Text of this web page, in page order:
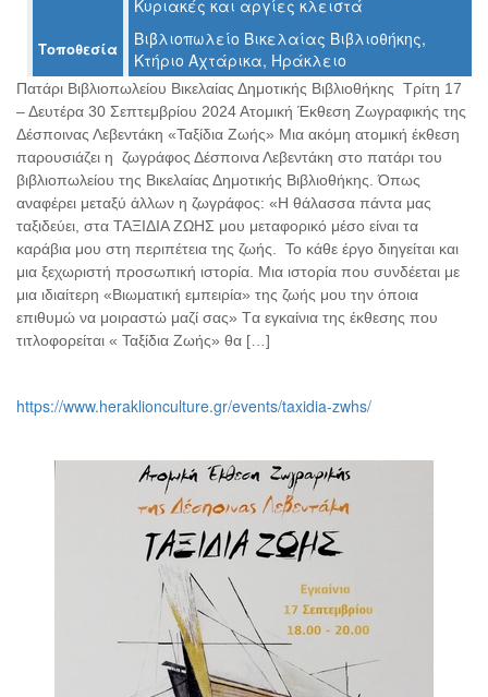
ΔΗΜΟΣ
ΠΟΛΙΤΙΣΜΟΣ
ΑΝΘΕΚΤΙΚΗ
ΠΟΛΗ
Κυριακές και αργίες κλειστά
Τοποθεσία
Βιβλιοπωλείο Βικελαίας Βιβλιοθήκης,
Κτήριο Αχτάρικα, Ηράκλειο
Πατάρι Βιβλιοπωλείου Βικελαίας Δημοτικής Βιβλιοθήκης Τρίτη 17
– Δευτέρα 30 Σεπτεμβρίου 2024 Ατομική Έκθεση Ζωγραφικής της
Δέσποινας Λεβεντάκη «Ταξίδια Ζωής» Μια ακόμη ατομική έκθεση
παρουσιάζει η ζωγράφος Δέσποινα Λεβεντάκη στο πατάρι του
βιβλιοπωλείου της Βικελαίας Δημοτικής Βιβλιοθήκης. Όπως
αναφέρει μεταξύ άλλων η ζωγράφος: «Η θάλασσα πάντα μας
ταξιδεύει, στα ΤΑΞΙΔΙΑ ΖΩΗΣ μου μεταφορικό μέσο είναι τα
καράβια μου στη περιπέτεια της ζωής. Το κάθε έργο διηγείται και
μια ξεχωριστή προσωπική ιστορία. Μια ιστορία που συνδέεται με
μια ιδιαίτερη «Βιωματική εμπειρία» της ζωής μου την όποια
επιθυμώ να μοιραστώ μαζί σας» Tα εγκαίνια της έκθεσης που
τιτλοφορείται « Ταξίδια Ζωής» θα […]
https://www.heraklionculture.gr/events/taxidia-zwhs/